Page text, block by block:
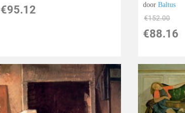
€95.12 doorBaltus
€152.00
€88.16